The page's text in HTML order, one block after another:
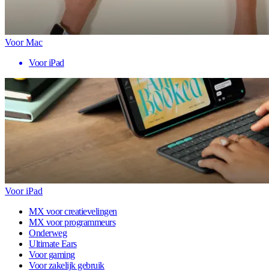
Voor Mac
Voor iPad
Voor iPad
MX voor creatievelingen
MX voor programmeurs
Onderweg
Ultimate Ears
Voor gaming
Voor zakelijk gebruik